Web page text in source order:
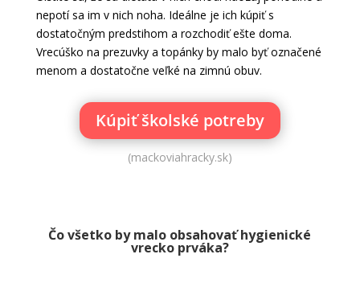
nepotí sa im v nich noha. Ideálne je ich kúpiť s
dostatočným predstihom a rozchodiť ešte doma.
Vrecúško na prezuvky a topánky by malo byť označené
menom a dostatočne veľké na zimnú obuv.
Kúpiť školské potreby
(mackoviahracky.sk)
Čo všetko by malo obsahovať hygienické
vrecko prváka?